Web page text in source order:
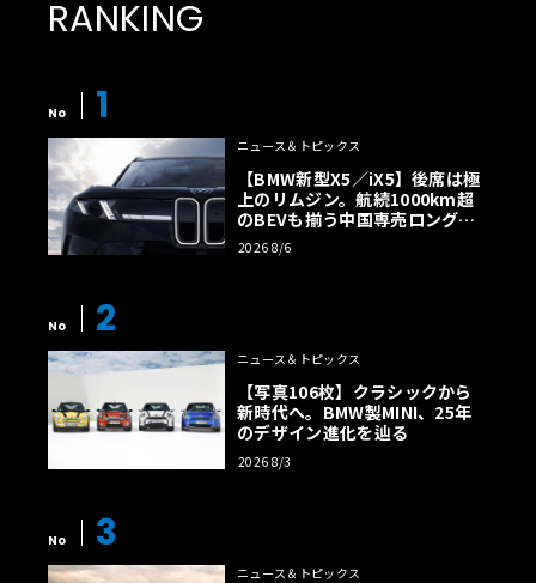
RANKING
No 1
ニュース＆トピックス
【BMW新型X5／iX5】後席は極
上のリムジン。航続1000km超
のBEVも揃う中国専売ロング仕
様の全貌
2026 8/6
No 2
ニュース＆トピックス
【写真106枚】クラシックから
新時代へ。BMW製MINI、25年
のデザイン進化を辿る
2026 8/3
No 3
ニュース＆トピックス